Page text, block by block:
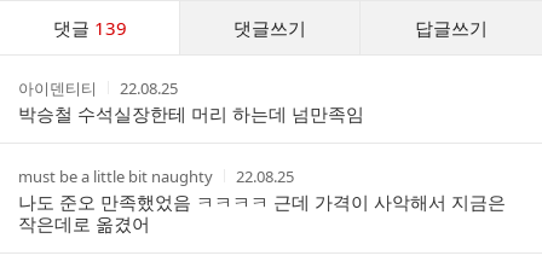
댓글 139 댓글쓰기 답글쓰기
스
작
성
자
아이덴티티
작
성
시
간
22.08.25
박승철 수석실장한테 머리 하는데 넘만족임
작
성
자
must be a little bit naughty
작
성
시
22.08.25
나도 준오 만족했었음 ㅋㅋㅋㅋ 근데 가격이 사악해서 지금은
작은데로 옮겼어